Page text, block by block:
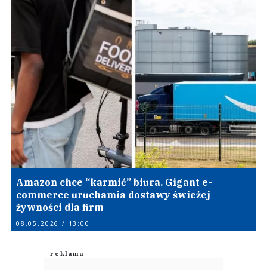
Amazon chce “karmić” biura. Gigant e-
commerce uruchamia dostawy świeżej
żywności dla firm
08.05.2026 / 13:00